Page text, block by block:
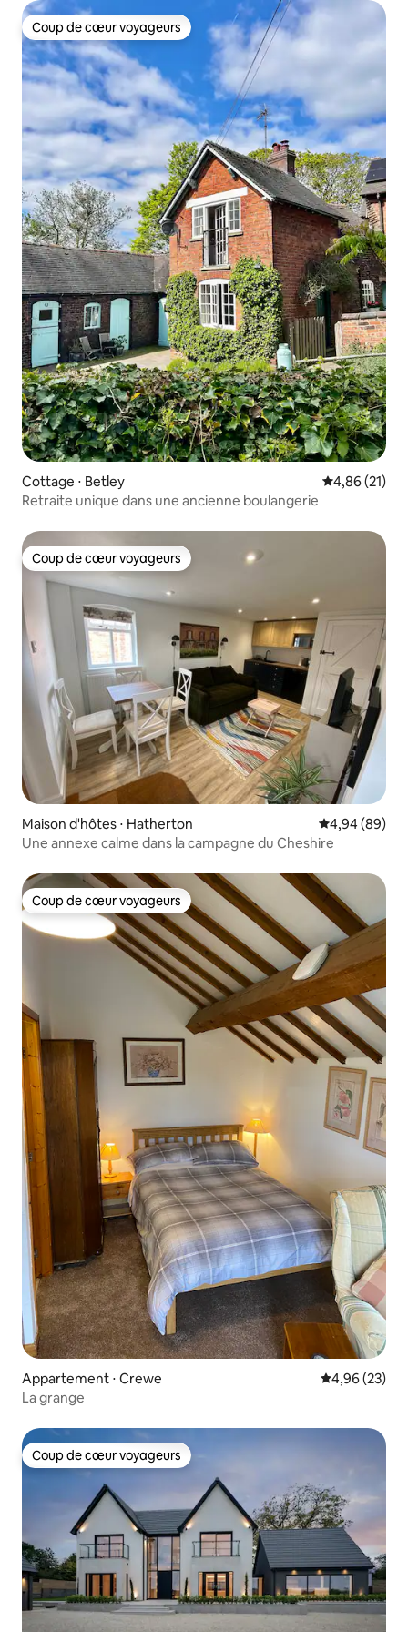
Coup de cœur voyageurs
Coup de cœur voyageurs
Cottage ⋅ Betley Évaluation
4,86 (21)
Retraite unique dans une ancienne boulangerie
Coup de cœur voyageurs
Coup de cœur voyageurs
Maison d'hôtes ⋅ Hatherton Évaluation
4,94 (89)
Une annexe calme dans la campagne du Cheshire
Coup de cœur voyageurs
Coup de cœur voyageurs
Appartement ⋅ Crewe Évaluation
4,96 (23)
La grange
Coup de cœur voyageurs
Coup de cœur voyageurs